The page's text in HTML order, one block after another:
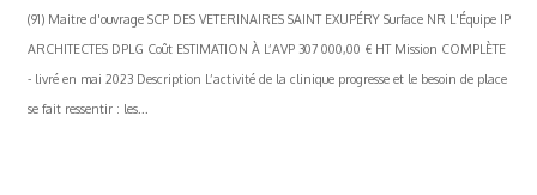
(91) Maitre d'ouvrage SCP DES VETERINAIRES SAINT EXUPÉRY Surface NR L'Équipe IP
ARCHITECTES DPLG Coût ESTIMATION À L’AVP 307 000,00 € HT Mission COMPLÈTE
- livré en mai 2023 Description L’activité de la clinique progresse et le besoin de place
se fait ressentir : les...